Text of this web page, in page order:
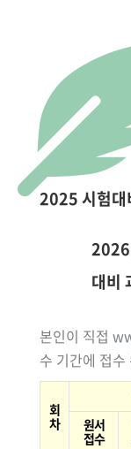
2025 시험대
2026
대비
본인이 직접
수 기간에 접
회
차
원서
접수